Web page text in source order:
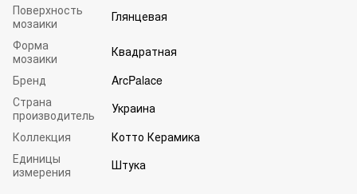
Поверхность
мозаики
Глянцевая
Форма
мозаики
Квадратная
Бренд
ArcPalace
Страна
производитель
Украина
Коллекция
Котто Керамика
Единицы
измерения
Штука